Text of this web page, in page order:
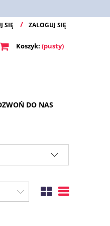
SIĘ ZALOGUJ SIĘ
Koszyk: (pusty)
DO NAS